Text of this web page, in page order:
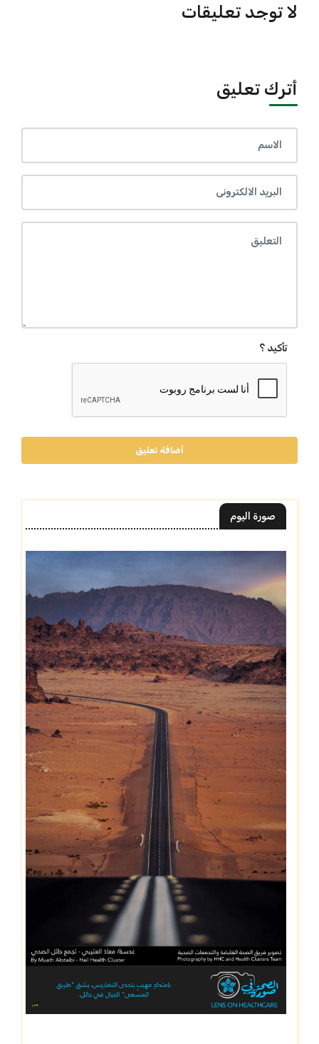
لا توجد تعليقات
أترك تعليق
تأكيد ؟
أضافة تعليق
صورة اليوم